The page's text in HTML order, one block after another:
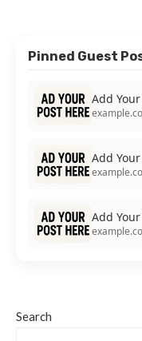
Pinned Guest
Add
Add
Add
Search